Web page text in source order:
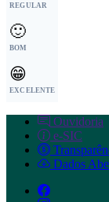
REGULAR
🙂
BOM
😁
EXCELENTE
Ouvidoria
e-SIC
Dados